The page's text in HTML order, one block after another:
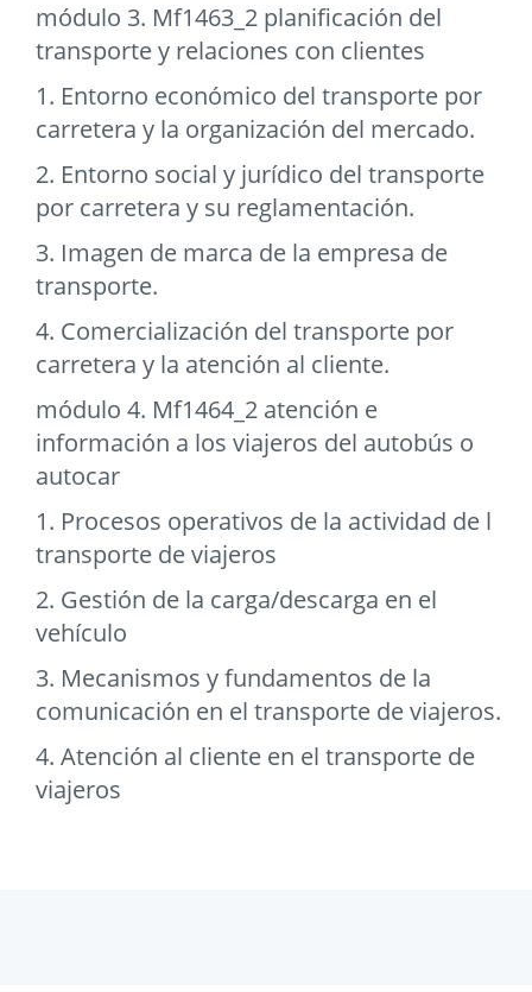
módulo 3. Mf1463_2 planificación del
transporte y relaciones con clientes
1. Entorno económico del transporte por
carretera y la organización del mercado.
2. Entorno social y jurídico del transporte
por carretera y su reglamentación.
3. Imagen de marca de la empresa de
transporte.
4. Comercialización del transporte por
carretera y la atención al cliente.
módulo 4. Mf1464_2 atención e
información a los viajeros del autobús o
autocar
1. Procesos operativos de la actividad de l
transporte de viajeros
2. Gestión de la carga/descarga en el
vehículo
3. Mecanismos y fundamentos de la
comunicación en el transporte de viajeros.
4. Atención al cliente en el transporte de
viajeros